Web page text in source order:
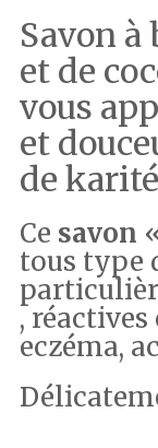
Savon à
et de
vous
et
de
Ce savon
tous type
,
eczéma,